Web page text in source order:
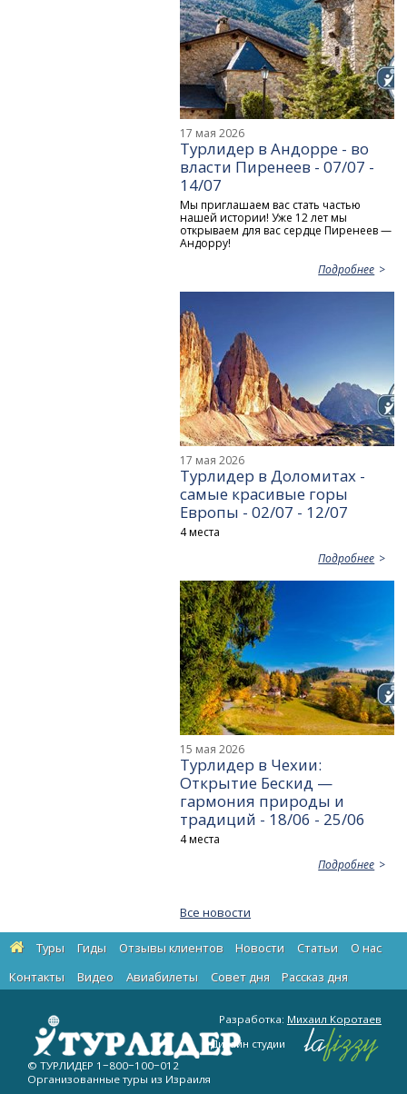
17 мая 2026
Турлидер в Андорре - во
власти Пиренеев - 07/07 -
14/07
Мы приглашаем вас стать частью
нашей истории! Уже 12 лет мы
открываем для вас сердце Пиренеев —
Андорру!
Подробнее
17 мая 2026
Турлидер в Доломитах -
самые красивые горы
Европы - 02/07 - 12/07
4 места
Подробнее
15 мая 2026
Турлидер в Чехии:
Открытие Бескид —
гармония природы и
традиций - 18/06 - 25/06
4 места
Подробнее
Все новости
Туры Гиды Отзывы клиентов Новости Статьи
О нас
Контакты
Видео Авиабилеты Cовет дня Рассказ дня
© ТУРЛИДЕР 1−800−100−012
Организованные туры из Израиля
Разработка: Михаил Коротаев
Дизайн студии